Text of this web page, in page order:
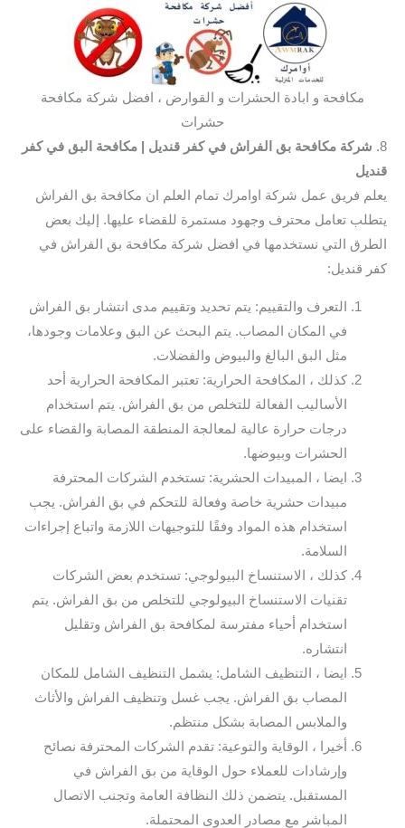
مكافحة و ابادة الحشرات و القوارض ، افضل شركة مكافحة
حشرات
8. شركة مكافحة بق الفراش في كفر قنديل
| مكافحة البق في كفر
قنديل
يعلم فريق عمل شركة اوامرك تمام العلم ان مكافحة بق الفراش
يتطلب تعامل محترف وجهود مستمرة للقضاء عليها. إليك بعض
الطرق التي نستخدمها في افضل شركة مكافحة بق الفراش في
كفر قنديل:
التعرف والتقييم: يتم تحديد وتقييم مدى انتشار بق الفراش
في المكان المصاب. يتم البحث عن البق وعلامات وجودها،
مثل البق البالغ والبيوض والفضلات.
كذلك ، المكافحة الحرارية: تعتبر المكافحة الحرارية أحد
الأساليب الفعالة للتخلص من بق الفراش. يتم استخدام
درجات حرارة عالية لمعالجة المنطقة المصابة والقضاء على
الحشرات وبيوضها.
ايضا ، المبيدات الحشرية: تستخدم الشركات المحترفة
مبيدات حشرية خاصة وفعالة للتحكم في بق الفراش. يجب
استخدام هذه المواد وفقًا للتوجيهات اللازمة واتباع إجراءات
السلامة.
كذلك ، الاستنساخ البيولوجي: تستخدم بعض الشركات
تقنيات الاستنساخ البيولوجي للتخلص من بق الفراش. يتم
استخدام أحياء مفترسة لمكافحة بق الفراش وتقليل
انتشاره.
ايضا ، التنظيف الشامل: يشمل التنظيف الشامل للمكان
المصاب بق الفراش. يجب غسل وتنظيف الفراش والأثاث
والملابس المصابة بشكل منتظم.
أخيرا ، الوقاية والتوعية: تقدم الشركات المحترفة نصائح
وإرشادات للعملاء حول الوقاية من بق الفراش في
المستقبل. يتضمن ذلك النظافة العامة وتجنب الاتصال
المباشر مع مصادر العدوى المحتملة.